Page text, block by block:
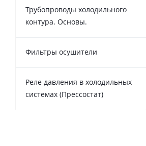
Трубопроводы холодильного
контура. Основы.
Фильтры осушители
Реле давления в холодильных
системах (Прессостат)